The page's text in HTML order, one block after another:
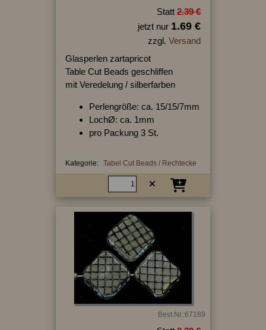
Statt 2.39 €
jetzt nur 1.69 €
zzgl. Versand
Glasperlen zartapricot
Table Cut Beads geschliffen
mit Veredelung / silberfarben
Perlengröße: ca. 15/15/7mm
LochØ: ca. 1mm
pro Packung 3 St.
Kategorie: Tabel Cut Beads / Rechtecke
Best.Nr.:67189